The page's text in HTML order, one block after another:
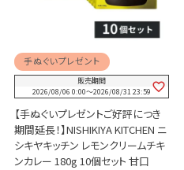
手ぬぐいプレゼント
販売期間
2026/08/06 0:00〜2026/08/31 23:59
【手ぬぐいプレゼントご好評につき
期間延長！】NISHIKIYA KITCHEN ニ
シキヤキッチン レモンクリームチキ
ンカレー 180g 10個セット 甘口